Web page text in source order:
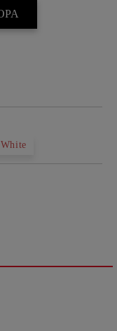
White